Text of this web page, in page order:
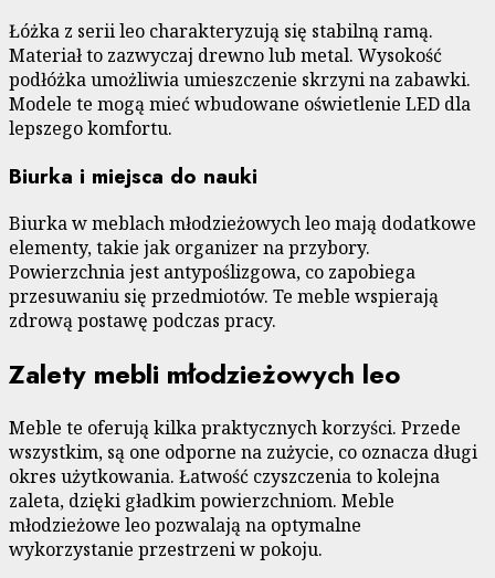
Łóżka z serii leo charakteryzują się stabilną ramą.
Materiał to zazwyczaj drewno lub metal. Wysokość
podłóżka umożliwia umieszczenie skrzyni na zabawki.
Modele te mogą mieć wbudowane oświetlenie LED dla
lepszego komfortu.
Biurka i miejsca do nauki
Biurka w meblach młodzieżowych leo mają dodatkowe
elementy, takie jak organizer na przybory.
Powierzchnia jest antypoślizgowa, co zapobiega
przesuwaniu się przedmiotów. Te meble wspierają
zdrową postawę podczas pracy.
Zalety mebli młodzieżowych leo
Meble te oferują kilka praktycznych korzyści. Przede
wszystkim, są one odporne na zużycie, co oznacza długi
okres użytkowania. Łatwość czyszczenia to kolejna
zaleta, dzięki gładkim powierzchniom. Meble
młodzieżowe leo pozwalają na optymalne
wykorzystanie przestrzeni w pokoju.